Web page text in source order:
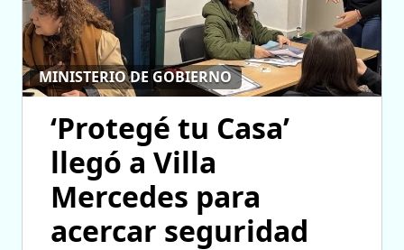
MINISTERIO DE GOBIERNO
‘Protegé tu Casa’
llegó a Villa
Mercedes para
acercar seguridad